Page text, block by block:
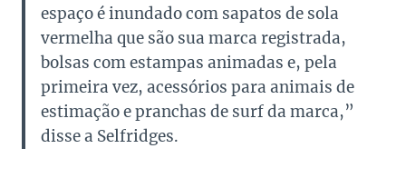
espaço é inundado com sapatos de sola
vermelha que são sua marca registrada,
bolsas com estampas animadas e, pela
primeira vez, acessórios para animais de
estimação e pranchas de surf da marca,”
disse a Selfridges.